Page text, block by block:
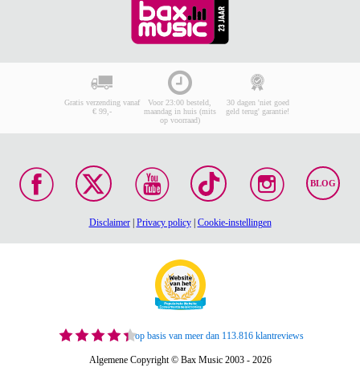
Gratis verzending vanaf
€ 99,-
Voor 23:00 besteld,
maandag in huis (mits
op voorraad)
30 dagen 'niet goed
geld terug' garantie!
BLOG
Disclaimer| Privacy policy| Cookie-instellingen
op basis van meer dan 113.816 klantreviews
Algemene Copyright © Bax Music 2003 - 2026